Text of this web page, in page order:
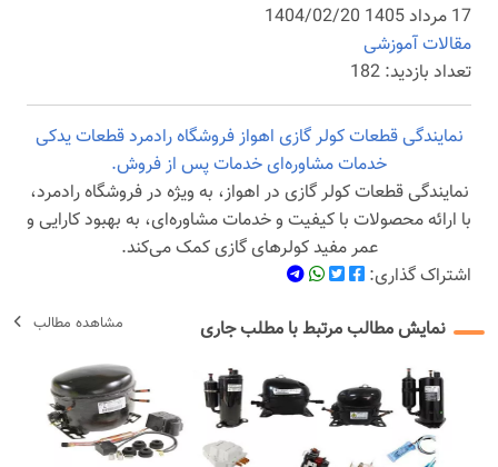
17 مرداد 1405 1404/02/20
مقالات آموزشی
تعداد بازدید: 182
نمایندگی قطعات کولر گازی اهوازفروشگاه رادمردقطعات یدکی
خدمات مشاوره‌ایخدمات پس از فروش.
نمایندگی قطعات کولر گازی در اهواز، به ویژه در فروشگاه رادمرد،
با ارائه محصولات با کیفیت و خدمات مشاوره‌ای، به بهبود کارایی و
عمر مفید کولرهای گازی کمک می‌کند.
اشتراک گذاری:
نمایش مطالب مرتبط با مطلب جاری
مشاهده مطالب